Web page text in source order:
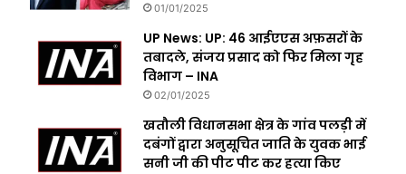
01/01/2025
UP News: UP: 46 आईएएस अफ़सरों के
तबादले, संजय प्रसाद को फिर मिला गृह
विभाग – INA
02/01/2025
खतौली विधानसभा क्षेत्र के गांव पलड़ी में
दबंगों द्वारा अनुसूचित जाति के युवक भाई
सनी जी की पीट पीट कर हत्या किए